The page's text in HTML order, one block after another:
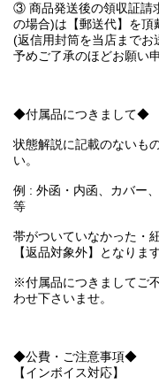
③ 商品発送後の領収証請
の場合)は【郵送代】を頂
(返信用封筒を当店までお
予めご了承のほどお願い
◆付属品につきまして◆
状態解説に記載のないも
い。
例 : 外函・内函、カバー
等
帯がついていなかった・
【返品対象外】となりま
※付属品につきましてご
わせ下さいませ。
◆公費・ご注意事項◆
【インボイス対応】